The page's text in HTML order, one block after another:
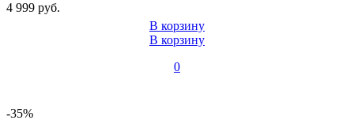
4 999 руб.
В корзину
В корзину
0
-35%